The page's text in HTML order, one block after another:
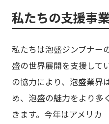
私たちの支援事
私たちは泡盛ジンブナー
盛の世界展開を支援して
の協力により、泡盛業界
め、泡盛の魅力をより多
きます。今年はアメリ